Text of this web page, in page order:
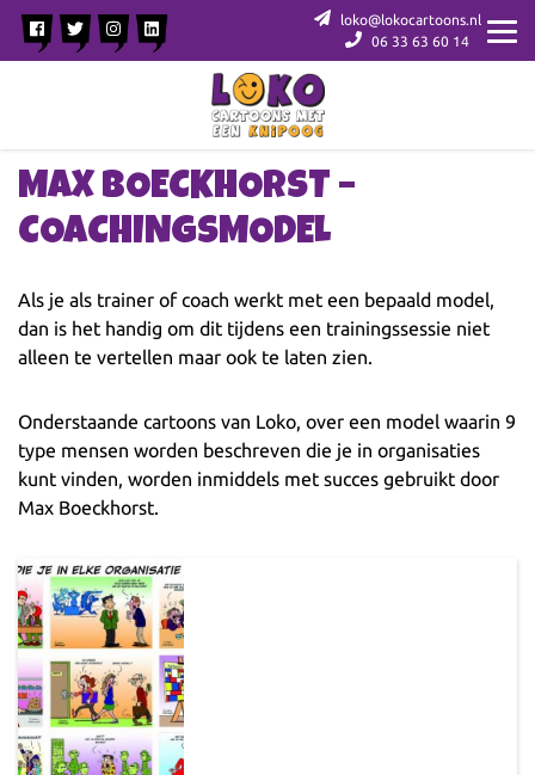
loko@lokocartoons.nl
06 33 63 60 14
MAX BOECKHORST –
COACHINGSMODEL
Als je als trainer of coach werkt met een bepaald model,
dan is het handig om dit tijdens een trainingssessie niet
alleen te vertellen maar ook te laten zien.
Onderstaande cartoons van Loko, over een model waarin 9
type mensen worden beschreven die je in organisaties
kunt vinden, worden inmiddels met succes gebruikt door
Max Boeckhorst.